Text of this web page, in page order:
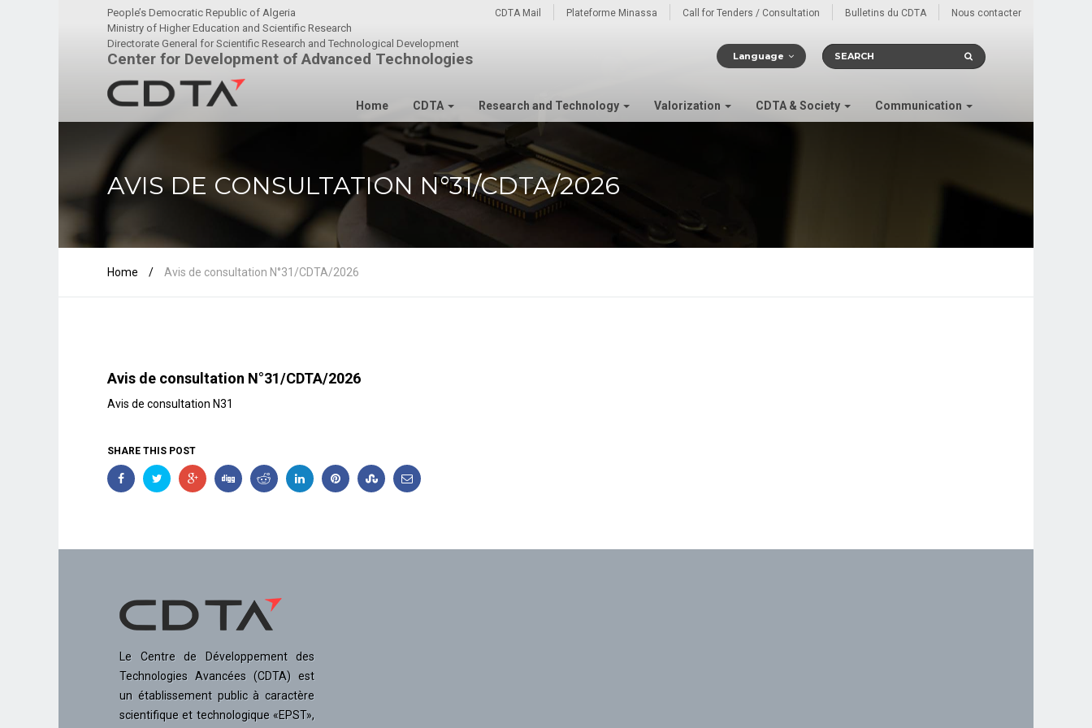
Nous contacter
Bulletins du CDTA
Call for Tenders / Consultation
Plateforme Minassa
CDTA Mail
Language
People’s Democratic Republic of Algeria
Ministry of Higher Education and Scientific Research
Directorate General for Scientific Research and Technological Development
Center for Development of Advanced Technologies
Home CDTA Research and Technology Valorization CDTA & Society Communication
AVIS DE CONSULTATION N°31/CDTA/2026
Home / Avis de consultation N°31/CDTA/2026
Avis de consultation N°31/CDTA/2026
Avis de consultation N31
SHARE THIS POST
Le Centre de Développement des
Technologies Avancées (CDTA) est
un établissement public à caractère
scientifique et technologique «EPST»,